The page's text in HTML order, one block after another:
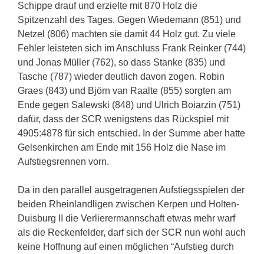
Schippe drauf und erzielte mit 870 Holz die
Spitzenzahl des Tages. Gegen Wiedemann (851) und
Netzel (806) machten sie damit 44 Holz gut. Zu viele
Fehler leisteten sich im Anschluss Frank Reinker (744)
und Jonas Müller (762), so dass Stanke (835) und
Tasche (787) wieder deutlich davon zogen. Robin
Graes (843) und Björn van Raalte (855) sorgten am
Ende gegen Salewski (848) und Ulrich Boiarzin (751)
dafür, dass der SCR wenigstens das Rückspiel mit
4905:4878 für sich entschied. In der Summe aber hatte
Gelsenkirchen am Ende mit 156 Holz die Nase im
Aufstiegsrennen vorn.
Da in den parallel ausgetragenen Aufstiegsspielen der
beiden Rheinlandligen zwischen Kerpen und Holten-
Duisburg II die Verlierermannschaft etwas mehr warf
als die Reckenfelder, darf sich der SCR nun wohl auch
keine Hoffnung auf einen möglichen “Aufstieg durch